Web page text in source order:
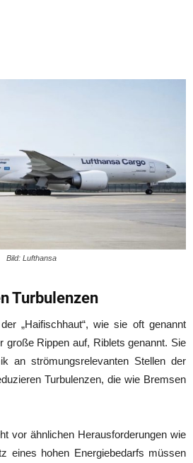
Bild: Lufthansa
Turbulenzen
„Haifischhaut“, wie sie oft genannt
große Rippen auf, Riblets genannt. Sie
an strömungsrelevanten Stellen der
Turbulenzen, die wie Bremsen
vor ähnlichen Herausforderungen wie
eines hohen Energiebedarfs müssen